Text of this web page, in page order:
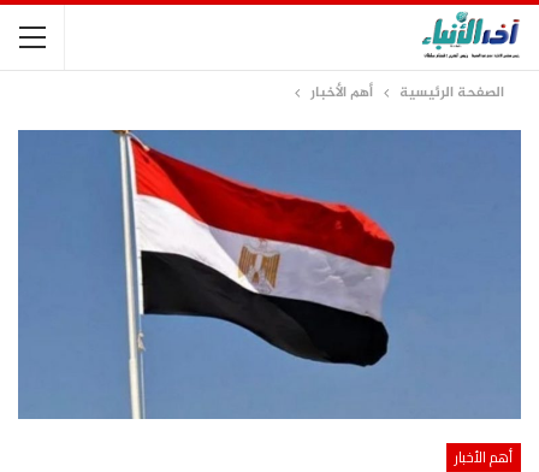
الصفحة الرئيسية أهم الأخبار
أهم الأخبار